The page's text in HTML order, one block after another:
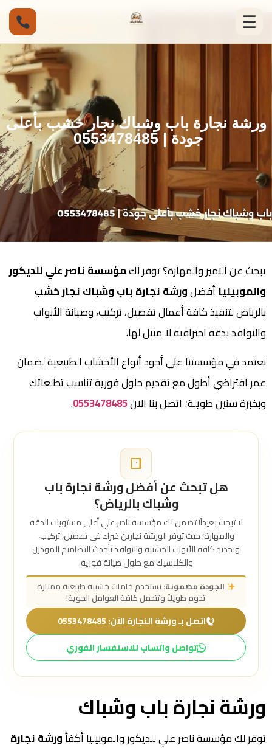
☰
ورشة نجارة باب وشباك نجار خشب بأعلى
جودة | 0553478485
تبحث عن التميز والمهارة؟ توفر لكمؤسسة ناصر علي للديكور
والموبيلياأفضلورشة نجارة باب وشباك نجار خشب
بالرياض لتنفيذ كافة أعمال تفصيل، تركيب، وصيانة الأبواب
والنوافذ بدقة احترافية لا مثيل لها.
نعتمد في مؤسستنا على أجود أنواع الأخشاب الطبيعية لضمان
عمر افتراضي أطول مع تقديم حلول فورية تناسب تطلعاتك
وبخبرة سنين طويلة؛ اتصل بنا الآن0553478485
.
هل تبحث عن أفضل ورشة نجارة باب
وشباك بالرياض؟
لا تبحث بعيداً! تضمن لك مؤسسة ناصر علي أعلى مستويات الدقة
والمهارة؛ حيث توفر الورشة نجارين خبراء في تفصيل، تركيب،
وتجديد كافة الأبواب الخشبية والنوافذ بأحدث التصاميم المودرن
والكلاسيك مع حلول صيانة فورية.
الجودة مضمونة: نستخدم خامات خشبية طبيعية ممتازة
تدوم طويلاً وتتحمل كافة العوامل الجوية!
اتصل بـ ورشة النجارة الآن: 0553478485
تواصل واتساب للاستفسار الفوري
ورشة نجارة باب وشباك
توفر لك مؤسسة ناصر علي للديكور والموبيليا أكفأورشة نجارة